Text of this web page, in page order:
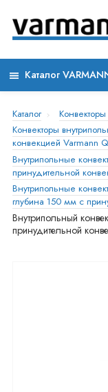
Каталог
Каталог
Конвекторы
конвекцией Varmann
Внутрипольные
принудительной
Внутрипольные
глубина 150 мм с
Внутрипольный
принудительной